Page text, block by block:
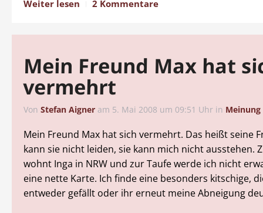
Weiter lesen 2 Kommentare
Mein Freund Max hat
vermehrt
Von Stefan Aigner am 5. Mai 2008 um 09:51 Uhr in Meinung
Mein Freund Max hat sich vermehrt. Das heißt seine
kann sie nicht leiden, sie kann mich nicht ausstehen.
wohnt Inga in NRW und zur Taufe werde ich nicht
eine nette Karte. Ich finde eine besonders kitschige,
entweder gefällt oder ihr erneut meine Abneigung